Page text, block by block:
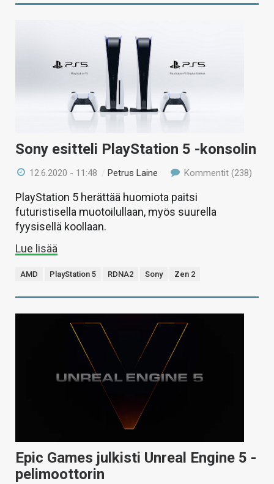
Sony esitteli PlayStation 5 -konsolin
12.6.2020 - 11:48 /Petrus Laine Kommentit (238)
PlayStation 5 herättää huomiota paitsi
futuristisella muotoilullaan, myös suurella
fyysisellä koollaan.
Lue lisää
AMD PlayStation 5 RDNA2 Sony Zen 2
Epic Games julkisti Unreal Engine 5 -
pelimoottorin